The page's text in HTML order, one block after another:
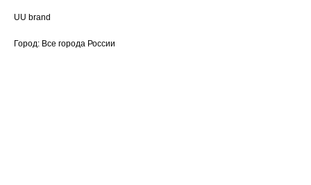
UU brand
Город: Все города России